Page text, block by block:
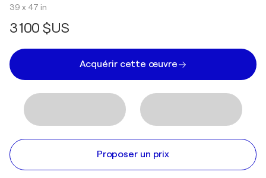
39 x 47 in
3 100 $US
Acquérir cette œuvre
Proposer un prix